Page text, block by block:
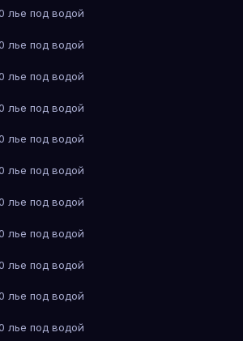
под водой
под водой
под водой
под водой
под водой
под водой
под водой
под водой
под водой
под водой
под водой